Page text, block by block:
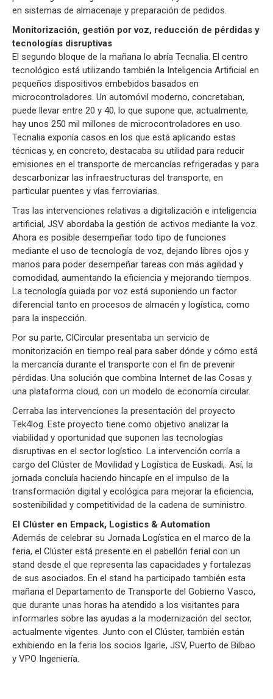
en sistemas de almacenaje y preparación de pedidos.
Monitorización, gestión por voz, reducción de pérdidas y
tecnologías disruptivas
El segundo bloque de la mañana lo abría Tecnalia. El centro
tecnológico está utilizando también la Inteligencia Artificial en
pequeños dispositivos embebidos basados en
microcontroladores. Un automóvil moderno, concretaban,
puede llevar entre 20 y 40, lo que supone que, actualmente,
hay unos 250 mil millones de microcontroladores en uso.
Tecnalia exponía casos en los que está aplicando estas
técnicas y, en concreto, destacaba su utilidad para reducir
emisiones en el transporte de mercancías refrigeradas y para
descarbonizar las infraestructuras del transporte, en
particular puentes y vías ferroviarias.
Tras las intervenciones relativas a digitalización e inteligencia
artificial, JSV abordaba la gestión de activos mediante la voz.
Ahora es posible desempeñar todo tipo de funciones
mediante el uso de tecnología de voz, dejando libres ojos y
manos para poder desempeñar tareas con más agilidad y
comodidad, aumentando la eficiencia y mejorando tiempos.
La tecnología guiada por voz está suponiendo un factor
diferencial tanto en procesos de almacén y logística, como
para la inspección.
Por su parte, ClCircular presentaba un servicio de
monitorización en tiempo real para saber dónde y cómo está
la mercancía durante el transporte con el fin de prevenir
pérdidas. Una solución que combina Internet de las Cosas y
una plataforma cloud, con un modelo de economía circular.
Cerraba las intervenciones la presentación del proyecto
Tek4log. Este proyecto tiene como objetivo analizar la
viabilidad y oportunidad que suponen las tecnologías
disruptivas en el sector logístico. La intervención corría a
cargo del Clúster de Movilidad y Logística de Euskadi,. Así, la
jornada concluía haciendo hincapíe en el impulso de la
transformación digital y ecológica para mejorar la eficiencia,
sostenibilidad y competitividad de la cadena de suministro.
El Clúster en Empack, Logistics & Automation
Además de celebrar su Jornada Logística en el marco de la
feria, el Clúster está presente en el pabellón ferial con un
stand desde el que representa las capacidades y fortalezas
de sus asociados. En el stand ha participado también esta
mañana el Departamento de Transporte del Gobierno Vasco,
que durante unas horas ha atendido a los visitantes para
informarles sobre las ayudas a la modernización del sector,
actualmente vigentes. Junto con el Clúster, también están
exhibiendo en la feria los socios Igarle, JSV, Puerto de Bilbao
y VPO Ingeniería.